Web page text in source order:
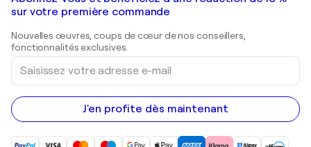
Shepard Fairey
Estampes
Peintures acryliques
Galeries d'art en Belgique
sur votre première commande
Nouvelles œuvres, coups de cœur de nos conseillers,
fonctionnalités exclusives.
Saisissez
votre
adresse
e-
mail
J'en profite dès maintenant